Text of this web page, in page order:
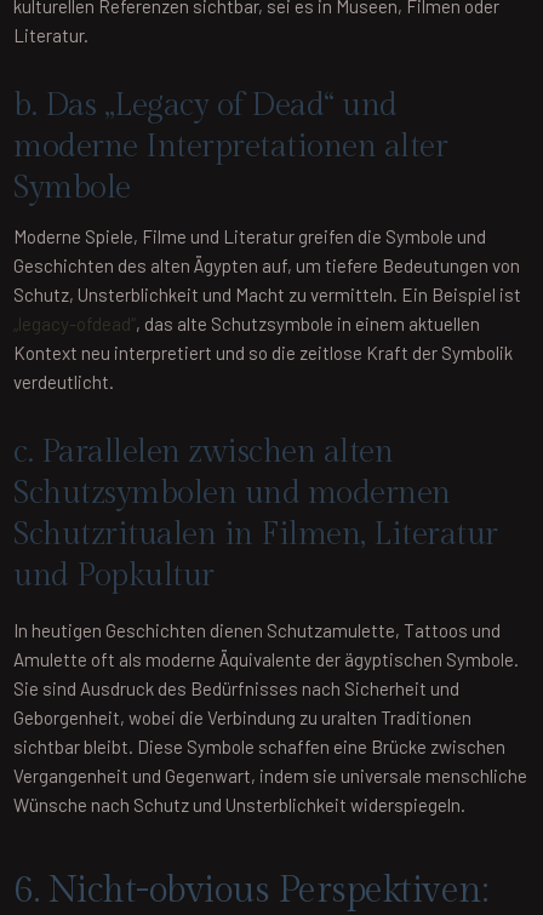
kulturellen Referenzen sichtbar, sei es in Museen, Filmen oder
Literatur.
b. Das „Legacy of Dead“ und
moderne Interpretationen alter
Symbole
Moderne Spiele, Filme und Literatur greifen die Symbole und
Geschichten des alten Ägypten auf, um tiefere Bedeutungen von
Schutz, Unsterblichkeit und Macht zu vermitteln. Ein Beispiel ist
„legacy-ofdead“, das alte Schutzsymbole in einem aktuellen
Kontext neu interpretiert und so die zeitlose Kraft der Symbolik
verdeutlicht.
c. Parallelen zwischen alten
Schutzsymbolen und modernen
Schutzritualen in Filmen, Literatur
und Popkultur
In heutigen Geschichten dienen Schutzamulette, Tattoos und
Amulette oft als moderne Äquivalente der ägyptischen Symbole.
Sie sind Ausdruck des Bedürfnisses nach Sicherheit und
Geborgenheit, wobei die Verbindung zu uralten Traditionen
sichtbar bleibt. Diese Symbole schaffen eine Brücke zwischen
Vergangenheit und Gegenwart, indem sie universale menschliche
Wünsche nach Schutz und Unsterblichkeit widerspiegeln.
6. Nicht-obvious Perspektiven: